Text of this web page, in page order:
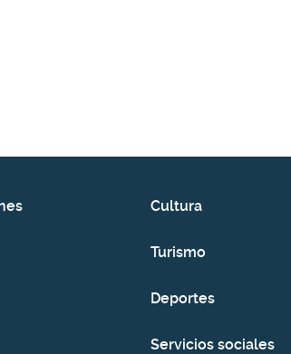
Cultura
Turismo
Deportes
Servicios sociales